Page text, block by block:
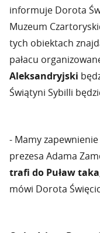
informuje Dorota
Muzeum
tych obiektach
pałacu
Aleksandryjski
Świątyni Sybilli
- Mamy
prezesa Adama
trafi do Puław
mówi Dorota